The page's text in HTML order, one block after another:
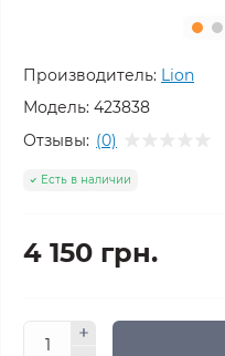
Производитель: Lion
Модель: 423838
Отзывы: (0)
Есть в наличии
4 150 грн.